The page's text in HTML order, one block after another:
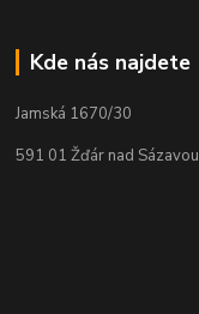
Kde nás najdete
Jamská 1670/30
591 01 Žďár nad Sázavou